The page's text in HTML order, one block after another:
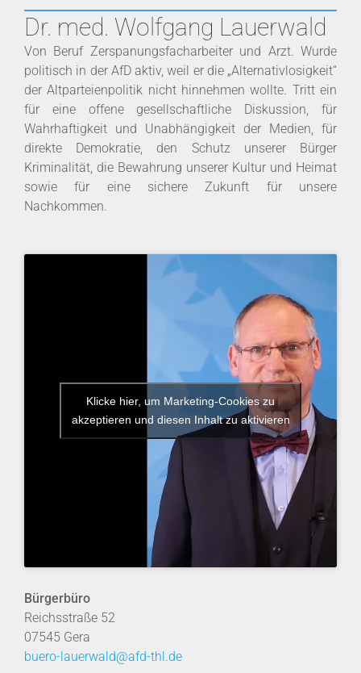
Dr. med. Wolfgang Lauerwald
Von Beruf Zerspanungsfacharbeiter und Arzt. Wurde
politisch in der AfD aktiv, weil er die „Alternativlosigkeit“
der Altparteienpolitik nicht hinnehmen wollte. Tritt ein
für eine offene gesellschaftliche Diskussion, für
Wahrhaftigkeit und Unabhängigkeit der Medien, für
direkte Demokratie, den Schutz unserer Bürger
Kriminalität, die Bewahrung unserer Kultur und Heimat
sowie für eine sichere Zukunft für unsere
Nachkommen.
Klicke hier, um Marketing-Cookies zu
akzeptieren und diesen Inhalt zu aktivieren
Bürgerbüro
Reichsstraße 52
07545 Gera
buero-lauerwald@afd-thl.de